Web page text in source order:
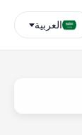
العربية